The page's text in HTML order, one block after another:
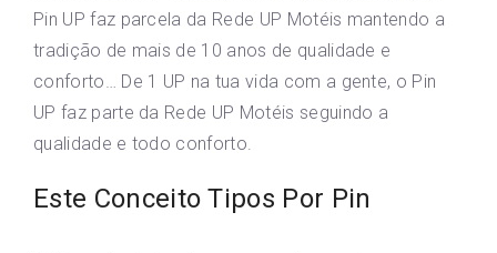
Pin UP faz parcela da Rede UP Motéis mantendo a
tradição de mais de 10 anos de qualidade e
conforto… De 1 UP na tua vida com a gente, o Pin
UP faz parte da Rede UP Motéis seguindo a
qualidade e todo conforto.
Este Conceito Tipos Por Pin